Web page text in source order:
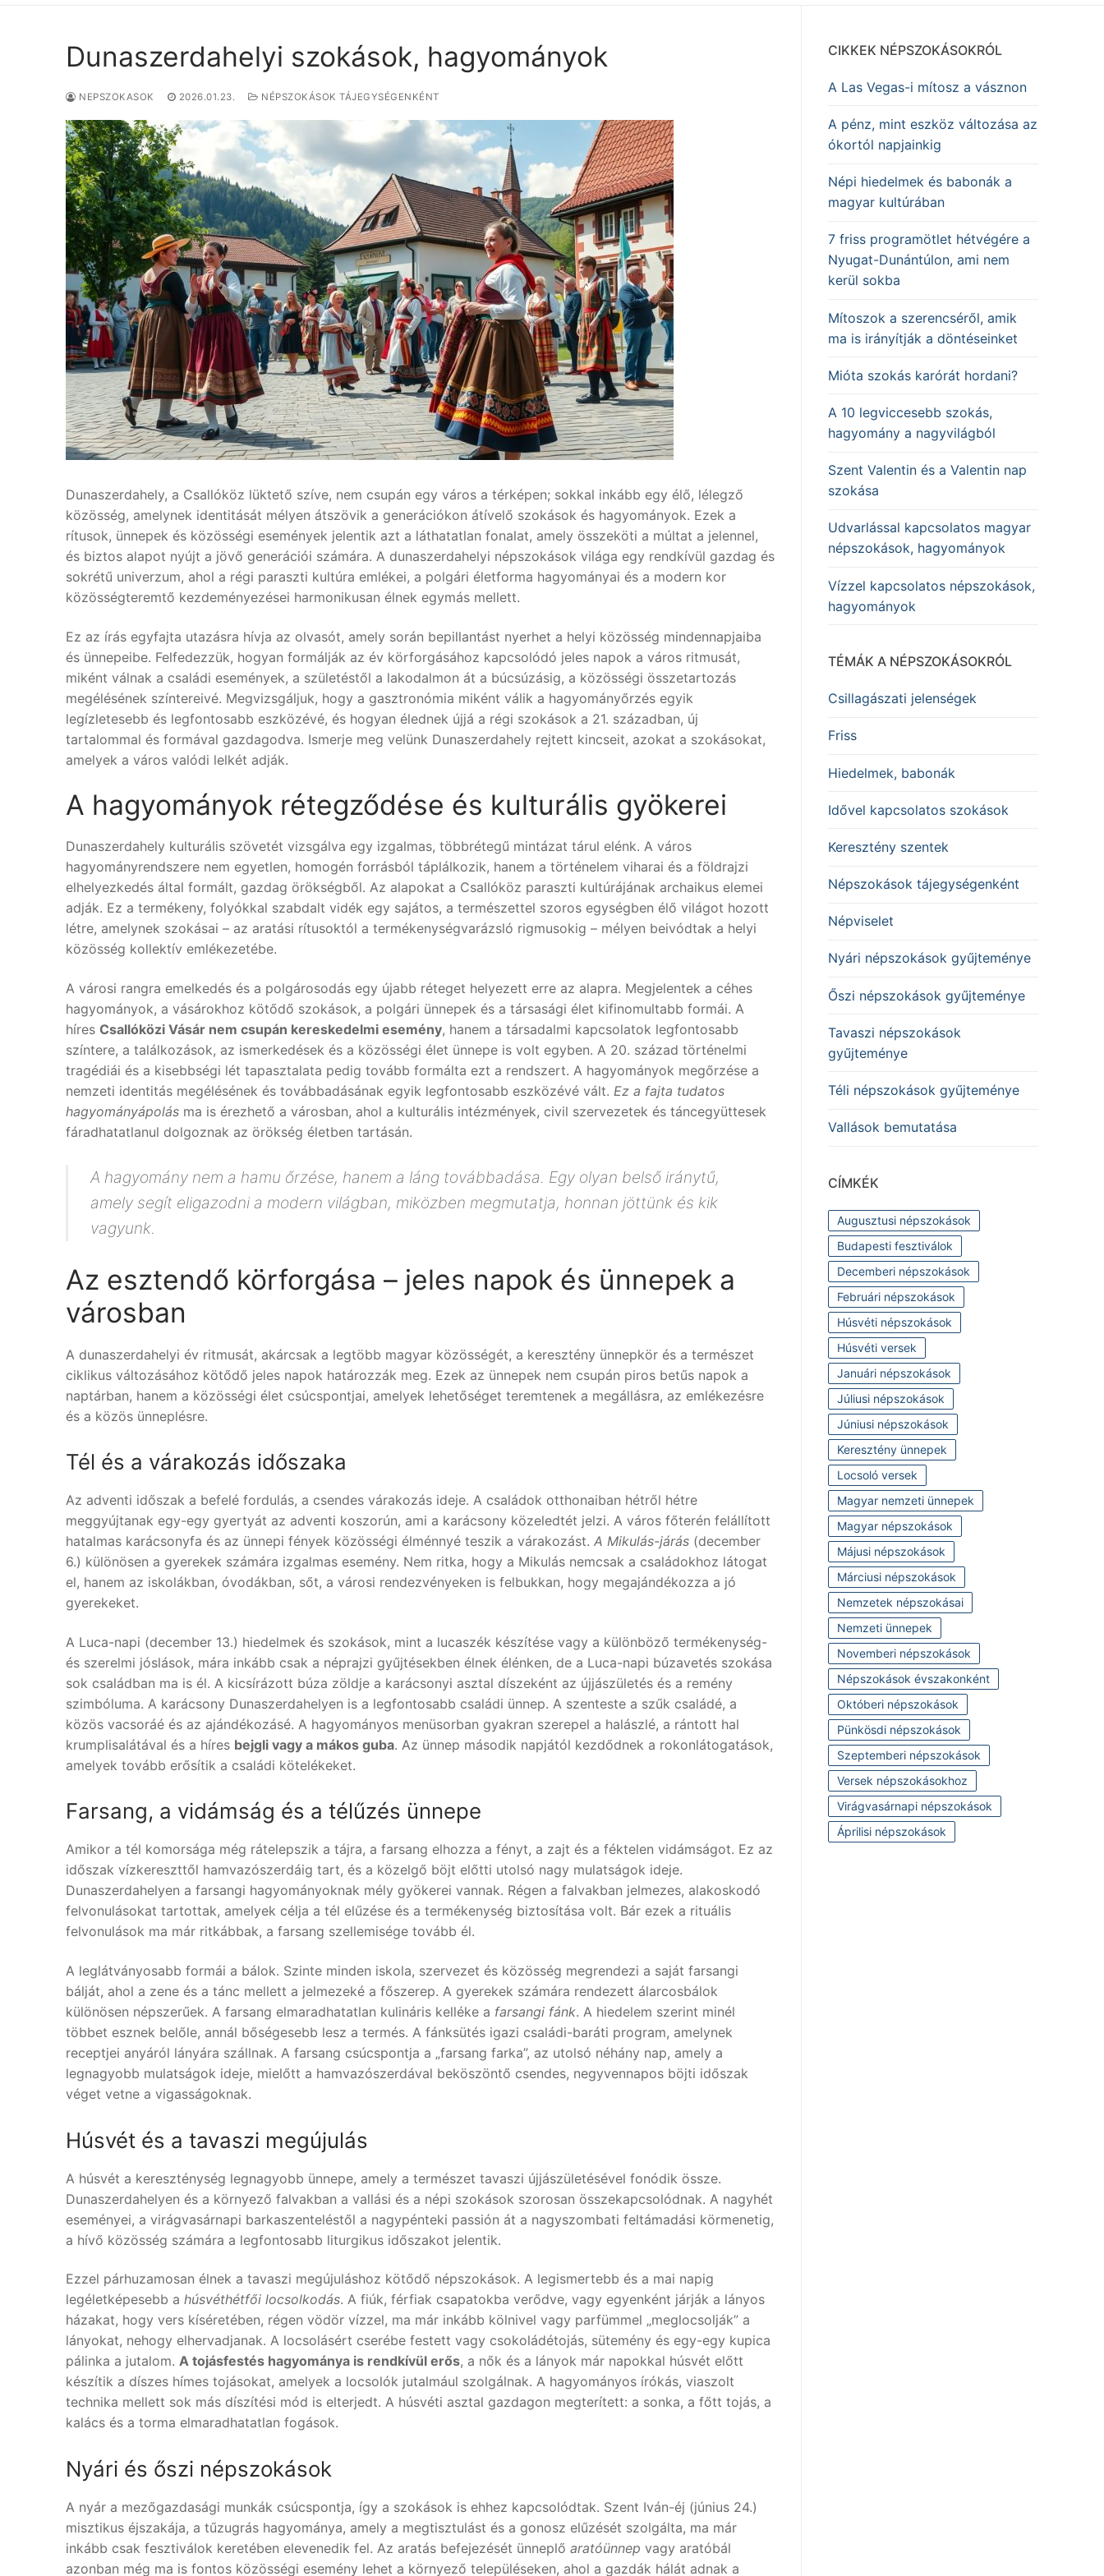
Dunaszerdahelyi szokások, hagyományok
NEPSZOKASOK 2026.01.23. NÉPSZOKÁSOK TÁJEGYSÉGENKÉNT
Dunaszerdahely, a Csallóköz lüktető szíve, nem csupán egy város a térképen; sokkal inkább egy élő, lélegző
közösség, amelynek identitását mélyen átszövik a generációkon átívelő szokások és hagyományok. Ezek a
rítusok, ünnepek és közösségi események jelentik azt a láthatatlan fonalat, amely összeköti a múltat a jelennel,
és biztos alapot nyújt a jövő generációi számára. A dunaszerdahelyi népszokások világa egy rendkívül gazdag és
sokrétű univerzum, ahol a régi paraszti kultúra emlékei, a polgári életforma hagyományai és a modern kor
közösségteremtő kezdeményezései harmonikusan élnek egymás mellett.
Ez az írás egyfajta utazásra hívja az olvasót, amely során bepillantást nyerhet a helyi közösség mindennapjaiba
és ünnepeibe. Felfedezzük, hogyan formálják az év körforgásához kapcsolódó jeles napok a város ritmusát,
miként válnak a családi események, a születéstől a lakodalmon át a búcsúzásig, a közösségi összetartozás
megélésének színtereivé. Megvizsgáljuk, hogy a gasztronómia miként válik a hagyományőrzés egyik
legízletesebb és legfontosabb eszközévé, és hogyan élednek újjá a régi szokások a 21. században, új
tartalommal és formával gazdagodva. Ismerje meg velünk Dunaszerdahely rejtett kincseit, azokat a szokásokat,
amelyek a város valódi lelkét adják.
A hagyományok rétegződése és kulturális gyökerei
Dunaszerdahely kulturális szövetét vizsgálva egy izgalmas, többrétegű mintázat tárul elénk. A város
hagyományrendszere nem egyetlen, homogén forrásból táplálkozik, hanem a történelem viharai és a földrajzi
elhelyezkedés által formált, gazdag örökségből. Az alapokat a Csallóköz paraszti kultúrájának archaikus elemei
adják. Ez a termékeny, folyókkal szabdalt vidék egy sajátos, a természettel szoros egységben élő világot hozott
létre, amelynek szokásai – az aratási rítusoktól a termékenységvarázsló rigmusokig – mélyen beivódtak a helyi
közösség kollektív emlékezetébe.
A városi rangra emelkedés és a polgárosodás egy újabb réteget helyezett erre az alapra. Megjelentek a céhes
hagyományok, a vásárokhoz kötődő szokások, a polgári ünnepek és a társasági élet kifinomultabb formái. A
híres Csallóközi Vásár nem csupán kereskedelmi esemény, hanem a társadalmi kapcsolatok legfontosabb
színtere, a találkozások, az ismerkedések és a közösségi élet ünnepe is volt egyben. A 20. század történelmi
tragédiái és a kisebbségi lét tapasztalata pedig tovább formálta ezt a rendszert. A hagyományok megőrzése a
nemzeti identitás megélésének és továbbadásának egyik legfontosabb eszközévé vált. Ez a fajta tudatos
hagyományápolás ma is érezhető a városban, ahol a kulturális intézmények, civil szervezetek és táncegyüttesek
fáradhatatlanul dolgoznak az örökség életben tartásán.
A hagyomány nem a hamu őrzése, hanem a láng továbbadása. Egy olyan belső iránytű,
amely segít eligazodni a modern világban, miközben megmutatja, honnan jöttünk és kik
vagyunk.
Az esztendő körforgása – jeles napok és ünnepek a
városban
A dunaszerdahelyi év ritmusát, akárcsak a legtöbb magyar közösségét, a keresztény ünnepkör és a természet
ciklikus változásához kötődő jeles napok határozzák meg. Ezek az ünnepek nem csupán piros betűs napok a
naptárban, hanem a közösségi élet csúcspontjai, amelyek lehetőséget teremtenek a megállásra, az emlékezésre
és a közös ünneplésre.
Tél és a várakozás időszaka
Az adventi időszak a befelé fordulás, a csendes várakozás ideje. A családok otthonaiban hétről hétre
meggyújtanak egy-egy gyertyát az adventi koszorún, ami a karácsony közeledtét jelzi. A város főterén felállított
hatalmas karácsonyfa és az ünnepi fények közösségi élménnyé teszik a várakozást. A Mikulás-járás (december
6.) különösen a gyerekek számára izgalmas esemény. Nem ritka, hogy a Mikulás nemcsak a családokhoz látogat
el, hanem az iskolákban, óvodákban, sőt, a városi rendezvényeken is felbukkan, hogy megajándékozza a jó
gyerekeket.
A Luca-napi (december 13.) hiedelmek és szokások, mint a lucaszék készítése vagy a különböző termékenység-
és szerelmi jóslások, mára inkább csak a néprajzi gyűjtésekben élnek élénken, de a Luca-napi búzavetés szokása
sok családban ma is él. A kicsírázott búza zöldje a karácsonyi asztal díszeként az újjászületés és a remény
szimbóluma. A karácsony Dunaszerdahelyen is a legfontosabb családi ünnep. A szenteste a szűk családé, a
közös vacsoráé és az ajándékozásé. A hagyományos menüsorban gyakran szerepel a halászlé, a rántott hal
krumplisalátával és a híres bejgli vagy a mákos guba. Az ünnep második napjától kezdődnek a rokonlátogatások,
amelyek tovább erősítik a családi kötelékeket.
Farsang, a vidámság és a télűzés ünnepe
Amikor a tél komorsága még rátelepszik a tájra, a farsang elhozza a fényt, a zajt és a féktelen vidámságot. Ez az
időszak vízkereszttől hamvazószerdáig tart, és a közelgő böjt előtti utolsó nagy mulatságok ideje.
Dunaszerdahelyen a farsangi hagyományoknak mély gyökerei vannak. Régen a falvakban jelmezes, alakoskodó
felvonulásokat tartottak, amelyek célja a tél elűzése és a termékenység biztosítása volt. Bár ezek a rituális
felvonulások ma már ritkábbak, a farsang szellemisége tovább él.
A leglátványosabb formái a bálok. Szinte minden iskola, szervezet és közösség megrendezi a saját farsangi
bálját, ahol a zene és a tánc mellett a jelmezeké a főszerep. A gyerekek számára rendezett álarcosbálok
különösen népszerűek. A farsang elmaradhatatlan kulináris kelléke a farsangi fánk. A hiedelem szerint minél
többet esznek belőle, annál bőségesebb lesz a termés. A fánksütés igazi családi-baráti program, amelynek
receptjei anyáról lányára szállnak. A farsang csúcspontja a „farsang farka”, az utolsó néhány nap, amely a
legnagyobb mulatságok ideje, mielőtt a hamvazószerdával beköszöntő csendes, negyvennapos böjti időszak
véget vetne a vigasságoknak.
Húsvét és a tavaszi megújulás
A húsvét a kereszténység legnagyobb ünnepe, amely a természet tavaszi újjászületésével fonódik össze.
Dunaszerdahelyen és a környező falvakban a vallási és a népi szokások szorosan összekapcsolódnak. A nagyhét
eseményei, a virágvasárnapi barkaszenteléstől a nagypénteki passión át a nagyszombati feltámadási körmenetig,
a hívő közösség számára a legfontosabb liturgikus időszakot jelentik.
Ezzel párhuzamosan élnek a tavaszi megújuláshoz kötődő népszokások. A legismertebb és a mai napig
legéletképesebb a húsvéthétfői locsolkodás. A fiúk, férfiak csapatokba verődve, vagy egyenként járják a lányos
házakat, hogy vers kíséretében, régen vödör vízzel, ma már inkább kölnivel vagy parfümmel „meglocsolják” a
lányokat, nehogy elhervadjanak. A locsolásért cserébe festett vagy csokoládétojás, sütemény és egy-egy kupica
pálinka a jutalom. A tojásfestés hagyománya is rendkívül erős, a nők és a lányok már napokkal húsvét előtt
készítik a díszes hímes tojásokat, amelyek a locsolók jutalmául szolgálnak. A hagyományos írókás, viaszolt
technika mellett sok más díszítési mód is elterjedt. A húsvéti asztal gazdagon megterített: a sonka, a főtt tojás, a
kalács és a torma elmaradhatatlan fogások.
Nyári és őszi népszokások
A nyár a mezőgazdasági munkák csúcspontja, így a szokások is ehhez kapcsolódtak. Szent Iván-éj (június 24.)
misztikus éjszakája, a tűzugrás hagyománya, amely a megtisztulást és a gonosz elűzését szolgálta, ma már
inkább csak fesztiválok keretében elevenedik fel. Az aratás befejezését ünneplő aratóünnep vagy aratóbál
azonban még ma is fontos közösségi esemény lehet a környező településeken, ahol a gazdák hálát adnak a
CIKKEK NÉPSZOKÁSOKRÓL
A Las Vegas-i mítosz a vásznon
A pénz, mint eszköz változása az
ókortól napjainkig
Népi hiedelmek és babonák a
magyar kultúrában
7 friss programötlet hétvégére a
Nyugat-Dunántúlon, ami nem
kerül sokba
Mítoszok a szerencséről, amik
ma is irányítják a döntéseinket
Mióta szokás karórát hordani?
A 10 legviccesebb szokás,
hagyomány a nagyvilágból
Szent Valentin és a Valentin nap
szokása
Udvarlással kapcsolatos magyar
népszokások, hagyományok
Vízzel kapcsolatos népszokások,
hagyományok
TÉMÁK A NÉPSZOKÁSOKRÓL
Csillagászati jelenségek
Friss
Hiedelmek, babonák
Idővel kapcsolatos szokások
Keresztény szentek
Népszokások tájegységenként
Népviselet
Nyári népszokások gyűjteménye
Őszi népszokások gyűjteménye
Tavaszi népszokások
gyűjteménye
Téli népszokások gyűjteménye
Vallások bemutatása
CÍMKÉK
Augusztusi népszokások
Budapesti fesztiválok
Decemberi népszokások
Februári népszokások
Húsvéti népszokások
Húsvéti versek
Januári népszokások
Júliusi népszokások
Júniusi népszokások
Keresztény ünnepek
Locsoló versek
Magyar nemzeti ünnepek
Magyar népszokások
Májusi népszokások
Márciusi népszokások
Nemzetek népszokásai
Nemzeti ünnepek
Novemberi népszokások
Népszokások évszakonként
Októberi népszokások
Pünkösdi népszokások
Szeptemberi népszokások
Versek népszokásokhoz
Virágvasárnapi népszokások
Áprilisi népszokások